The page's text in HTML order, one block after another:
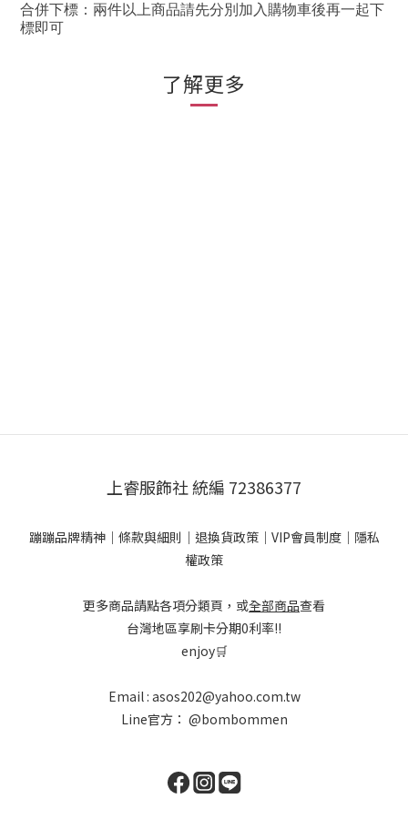
合併下標：兩件以上商品請先分別加入購物車後再一起下
標即可
了解更多
上睿服飾社 統編 72386377
蹦蹦品牌精神｜ 條款與細則 ｜ 退換貨政策｜ VIP會員制度｜ 隱私
權政策
更多商品請點各項分類頁，或全部商品查看
台灣地區享刷卡分期0利率!!
enjoy🛒
Email : asos202@yahoo.com.tw
Line官方： @bombommen